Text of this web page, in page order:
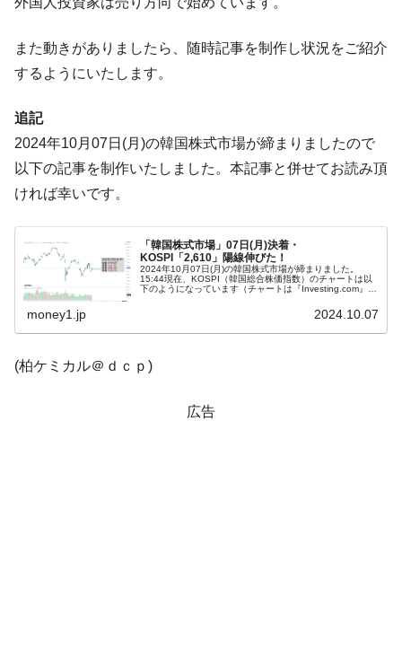
『Money1』
韓国半導体『SKハイニックス』2026年2Qの
業績「史上最高益」当期純利益は前年同期比13.4倍に。
『Money1』
機 ⇒ 10.7兆では損が出るからできない。
『Money1』
【速報】韓国株式市場の暴落・本日07月29
日(水)もサイドカー・サーキットブレイカーの二段コンボ
発動！
半分未満しか雇用を生まない
『Money1』
韓国「株式市場が賭博場のように変質した
のは政界の責任だ」
『Money1』
韓国「2026年1Q 資金循環統計」面白い結果
借入金が約8兆。信用格付け「ネガティブ」にダウン
また動きがありましたら、随時記事を制作し状況をご紹介
するようにいたします。
追記
2024年10月07日(月)の韓国株式市場が締まりましたので
以下の記事を制作いたしました。本記事と併せてお読み頂
ければ幸いです。
「韓国株式市場」07日(月)決着・
KOSPI「2,610」陽線伸びた！
2024年10月07日(月)の韓国株式市場が締まりました。
15:44現在、KOSPI（韓国総合株価指数）のチャートは以
下のようになっています（チャートは『Investing.com』よ
money1.jp 2024.10.07
(柏ケミカル＠ｄｃｐ)
広告